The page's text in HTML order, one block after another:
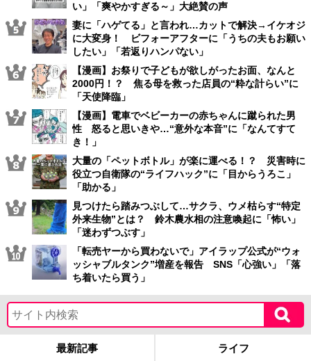
い」「爽やかすぎる～」大絶賛の声
妻に「ハゲてる」と言われ…カットで解決→イケオジ
に大変身！ ビフォーアフターに「うちの夫もお願い
したい」「若返りハンパない」
【漫画】お祭りで子どもが欲しがったお面、なんと
2000円！？ 焦る母を救った店員の“粋な計らい”に
「天使降臨」
【漫画】電車でベビーカーの赤ちゃんに蹴られた男
性 怒ると思いきや…“意外な本音”に「なんてすて
き！」
大量の「ペットボトル」が楽に運べる！？ 災害時に
役立つ自衛隊の“ライフハック”に「目からうろこ」
「助かる」
見つけたら踏みつぶして…サクラ、ウメ枯らす“特定
外来生物”とは？ 鈴木農水相の注意喚起に「怖い」
「迷わずつぶす」
「転売ヤーから買わないで」アイラップ公式が“ウォ
ッシャブルタンク”増産を報告 SNS「心強い」「落
ち着いたら買う」
最新記事 ライフ